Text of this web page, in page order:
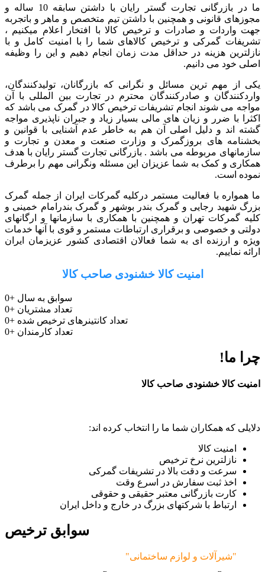
ما در بازرگانی تجارت گستر رایان با داشتن سابقه 10 ساله و
مجوزهای قانونی و همچنین با داشتن تیم متخصص و ماهر و باتجربه
جهت واردات و صادرات و ترخیص کالا با افتخار اعلام میکنیم ،
تشریفات گمرکی و ترخیص کالاهای شما را با امنیت کامل و با
نازلترین هزینه در حداقل مدت زمان انجام دهیم و این را وظیفه
اصلی خود می دانیم.
یکی از مهم ترین مسائل و نگرانی که بازرگانان، تولیدکنندگان،
واردکنندگان و صادرکنندگان محترم در تجارت بین المللی با آن
مواجه می شوند انجام تشریفات ترخیص کالا در گمرک می باشد که
اکثرا با ضرر و زیان های مالی بسیار زیاد و جبران ناپذیری مواجه
گشته اند و دلیل اصلی آن هم به خاطر عدم آشنایی با قوانین و
بخشنامه های بروزگمرک و وزارت صنعت و معدن و تجارت و
سازمانهای مربوطه می باشد . بازرگانی تجارت گستر رایان با هدف
همکاری و کمک به شما عزیزان این مسئله ونگرانی مهم را برطرف
نموده است.
ما همواره با فعالیت مستمر درکلیه گمرکات ایران از جمله گمرک
بزرگ شهید رجایی و گمرک بندر بوشهر و گمرک بندرامام خمینی و
کلیه گمرکات تهران و همچنین با همکاری با سازمانها و ارگانهای
دولتی و خصوصی و برقراری ارتباطات مستمر و قوی با آنها خدمات
ویژه و ارزنده ای به شما فعالان اقتصادی کشور عزیزمان ایران
ارائه نماییم.
امنیت کالا خشنودی صاحب کالا
0+ سوابق به سال
0+ تعداد مشتریان
0+ تعداد کانتینرهای ترخیص شده
0+ تعداد کارمندان
چرا ما!
امنیت کالا خشنودی صاحب کالا
دلایلی که همکاران شما ما را انتخاب کرده اند:
امنیت کالا
نازلترین نرخ ترخیص
سرعت و دقت بالا در تشریفات گمرکی
اخذ ثبت سفارش در اسرع وقت
کارت بازرگانی معتبر حقیقی و حقوقی
ارتباط با شرکتهای بزرگ در خارج و داخل ایران
سوابق ترخیص
"شیرآلات و لوازم ساختمانی"